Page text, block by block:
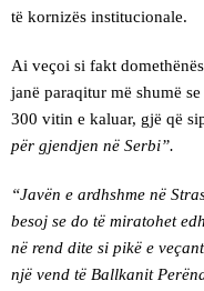
të kornizës institucionale.
Ai veçoi si fakt
janë paraqitur më shumë
300 vitin e kaluar, gjë që
për gjendjen në Serbi”.
“Javën e ardhshme në
besoj se do të miratohet
në rend dite si pikë e
një vend të Ballkanit